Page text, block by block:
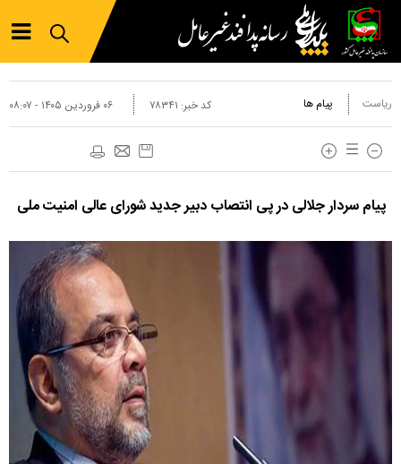
ریاست پیام ها ۰۶ فروردين ۱۴۰۵ - ۰۸:۰۷ کد خبر: ۷۸۳۴۱
پیام سردار جلالی در پی انتصاب دبیر جدید شورای عالی امنیت ملی